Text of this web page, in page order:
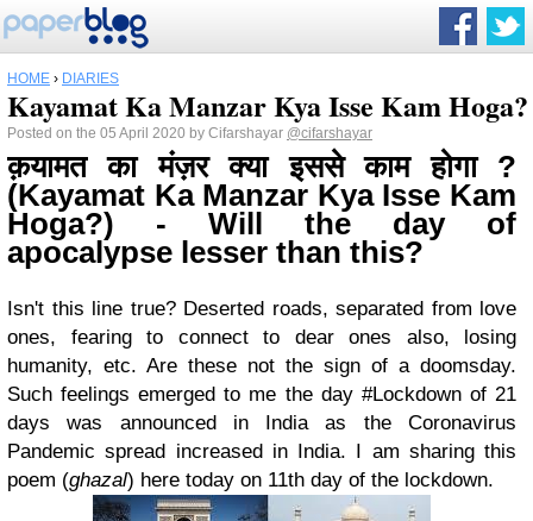
HOME › DIARIES
Kayamat Ka Manzar Kya Isse Kam Hoga?
Posted on the 05 April 2020 by Cifarshayar @cifarshayar
क़यामत का मंज़र क्या इससे काम होगा ?
(Kayamat Ka Manzar Kya Isse Kam
Hoga?) - Will the day of
apocalypse lesser than this?
Isn't this line true? Deserted roads, separated from love
ones, fearing to connect to dear ones also, losing
humanity, etc. Are these not the sign of a doomsday.
Such feelings emerged to me the day #Lockdown of 21
days was announced in India as the Coronavirus
Pandemic spread increased in India. I am sharing this
poem (ghazal) here today on 11th day of the lockdown.